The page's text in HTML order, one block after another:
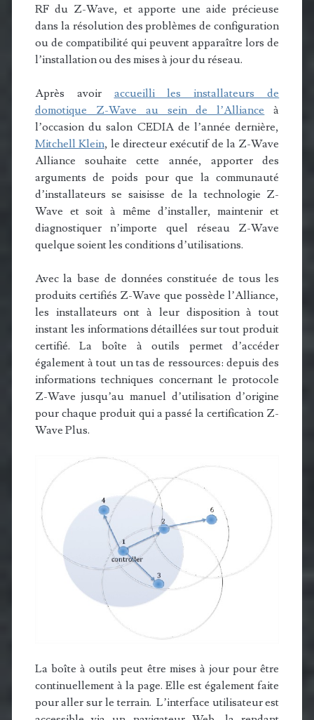
RF du Z-Wave, et apporte une aide précieuse
dans la résolution des problèmes de configuration
ou de compatibilité qui peuvent apparaître lors de
l’installation ou des mises à jour du réseau.
Après avoir accueilli les installateurs de
domotique Z-Wave au sein de l’Alliance à
l’occasion du salon CEDIA de l’année dernière,
Mitchell Klein, le directeur exécutif de la Z-Wave
Alliance souhaite cette année, apporter des
arguments de poids pour que la communauté
d’installateurs se saisisse de la technologie Z-
Wave et soit à même d’installer, maintenir et
diagnostiquer n’importe quel réseau Z-Wave
quelque soient les conditions d’utilisations.
Avec la base de données constituée de tous les
produits certifiés Z-Wave que possède l’Alliance,
les installateurs ont à leur disposition à tout
instant les informations détaillées sur tout produit
certifié. La boîte à outils permet d’accéder
également à tout un tas de ressources: depuis des
informations techniques concernant le protocole
Z-Wave jusqu’au manuel d’utilisation d’origine
pour chaque produit qui a passé la certification Z-
Wave Plus.
La boîte à outils peut être mises à jour pour être
continuellement à la page. Elle est également faite
pour aller sur le terrain. L’interface utilisateur est